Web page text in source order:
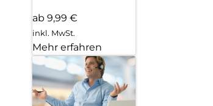
ab 9,99 €
inkl. MwSt.
Mehr erfahren